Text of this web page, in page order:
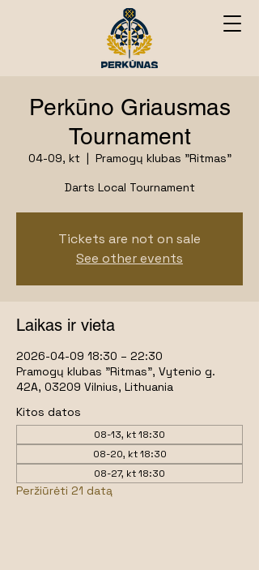
Perkūno Griausmas
Tournament
04-09, kt
  |
Pramogų klubas "Ritmas"
Darts Local Tournament
Tickets are not on sale
See other events
Laikas ir vieta
2026-04-09 18:30 – 22:30
Pramogų klubas "Ritmas", Vytenio g.
42A, 03209 Vilnius, Lithuania
Kitos datos
08-13, kt 18:30
08-20, kt 18:30
08-27, kt 18:30
Peržiūrėti 21 datą